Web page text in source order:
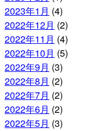
2023年1月 (4)
2022年12月 (2)
2022年11月 (4)
2022年10月 (5)
2022年9月 (3)
2022年8月 (2)
2022年7月 (2)
2022年6月 (2)
2022年5月 (3)